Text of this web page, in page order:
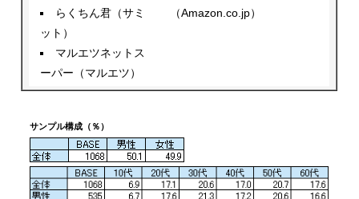
らくちん君（サミ
ット）
マルエツネットス
ーパー（マルエツ）
（Amazon.co.jp）
サンプル構成（％）